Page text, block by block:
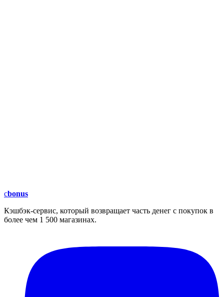
cbonus
Кэшбэк-сервис, который возвращает часть денег с покупок в
более чем 1 500 магазинах.